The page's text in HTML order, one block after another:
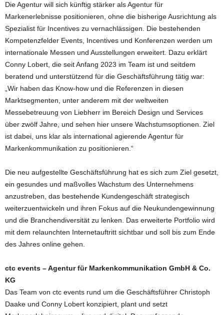
Die Agentur will sich künftig stärker als Agentur für
Markenerlebnisse positionieren, ohne die bisherige Ausrichtung als
Spezialist für Incentives zu vernachlässigen. Die bestehenden
Kompetenzfelder Events, Incentives und Konferenzen werden um
internationale Messen und Ausstellungen erweitert. Dazu erklärt
Conny Lobert, die seit Anfang 2023 im Team ist und seitdem
beratend und unterstützend für die Geschäftsführung tätig war:
„Wir haben das Know-how und die Referenzen in diesen
Marktsegmenten, unter anderem mit der weltweiten
Messebetreuung von Liebherr im Bereich Design und Services
über zwölf Jahre, und sehen hier unsere Wachstumsoptionen. Ziel
ist dabei, uns klar als international agierende Agentur für
Markenkommunikation zu positionieren.“
Die neu aufgestellte Geschäftsführung hat es sich zum Ziel gesetzt,
ein gesundes und maßvolles Wachstum des Unternehmens
anzustreben, das bestehende Kundengeschäft strategisch
weiterzuentwickeln und ihren Fokus auf die Neukundengewinnung
und die Branchendiversität zu lenken. Das erweiterte Portfolio wird
mit dem relaunchten Internetauftritt sichtbar und soll bis zum Ende
des Jahres online gehen.
ctc events – Agentur für Markenkommunikation GmbH & Co.
KG
Das Team von ctc events rund um die Geschäftsführer Christoph
Daake und Conny Lobert konzipiert, plant und setzt